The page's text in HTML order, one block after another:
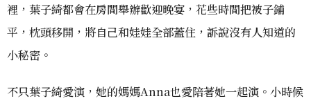
裡，葉子綺都會在房間舉辦歡迎晚宴，花些時間把被子鋪
平，枕頭移開，將自己和娃娃全部蓋住，訴說沒有人知道的
小秘密。
不只葉子綺愛演，她的媽媽Anna也愛陪著她一起演。小時候